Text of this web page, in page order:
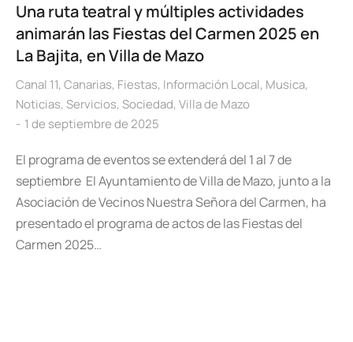
Una ruta teatral y múltiples actividades
animarán las Fiestas del Carmen 2025 en
La Bajita, en Villa de Mazo
Canal 11, Canarias, Fiestas, Información Local, Musica,
Noticias, Servicios, Sociedad, Villa de Mazo
1 de septiembre de 2025
El programa de eventos se extenderá del 1 al 7 de
septiembre El Ayuntamiento de Villa de Mazo, junto a la
Asociación de Vecinos Nuestra Señora del Carmen, ha
presentado el programa de actos de las Fiestas del
Carmen 2025…